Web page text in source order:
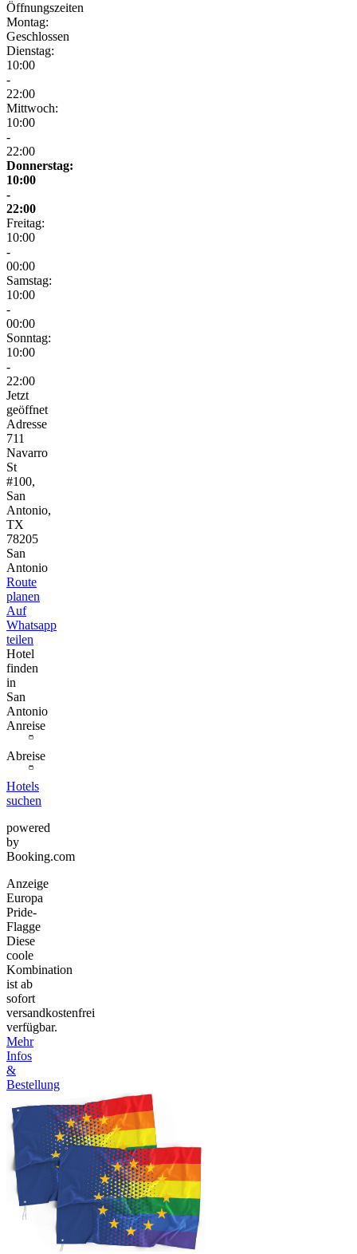
Öffnungszeiten
Montag:
Geschlossen
Dienstag:
10:00
-
22:00
Mittwoch:
10:00
-
22:00
Donnerstag:
10:00
-
22:00
Freitag:
10:00
-
00:00
Samstag:
10:00
-
00:00
Sonntag:
10:00
-
22:00
Jetzt
geöffnet
Adresse
711
Navarro
St
#100,
San
Antonio,
TX
78205
San
Antonio
Route
planen
Auf
Whatsapp
teilen
Hotel
finden
in
San
Antonio
Anreise
Abreise
Hotels
suchen
powered
by
Booking.com
Anzeige
Europa
Pride-
Flagge
Diese
coole
Kombination
ist ab
sofort
versandkostenfrei
verfügbar.
Mehr
Infos
&
Bestellung